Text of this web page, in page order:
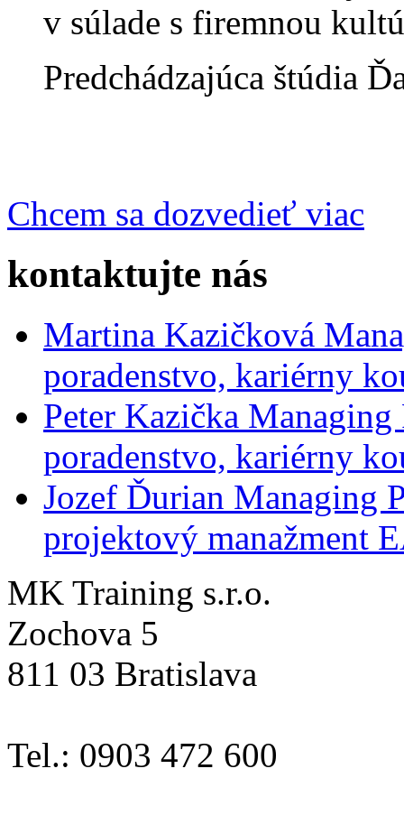
v súlade s firemnou
Predchádzajúca štúdia
Chcem sa dozvedieť viac
kontaktujte nás
Martina Kazičková
poradenstvo, kariérny
Peter Kazička
poradenstvo, kariérny
Jozef Ďurian Managing
projektový manažment
MK Training s.r.o.
Zochova 5
811 03 Bratislava
Tel.: 0903 472 600